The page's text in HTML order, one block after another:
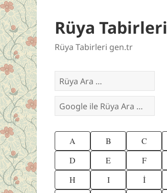
Rüya Tabirleri
Rüya Tabirleri gen.tr
A B C
D
E F
H
I İ